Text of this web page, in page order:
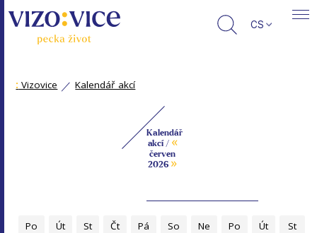
CS
: Vizovice Kalendář akcí
Kalendář
akcí / «
červen
2026 »
Po
Út
St
Čt
Pá
So
Ne
Po
Út
St